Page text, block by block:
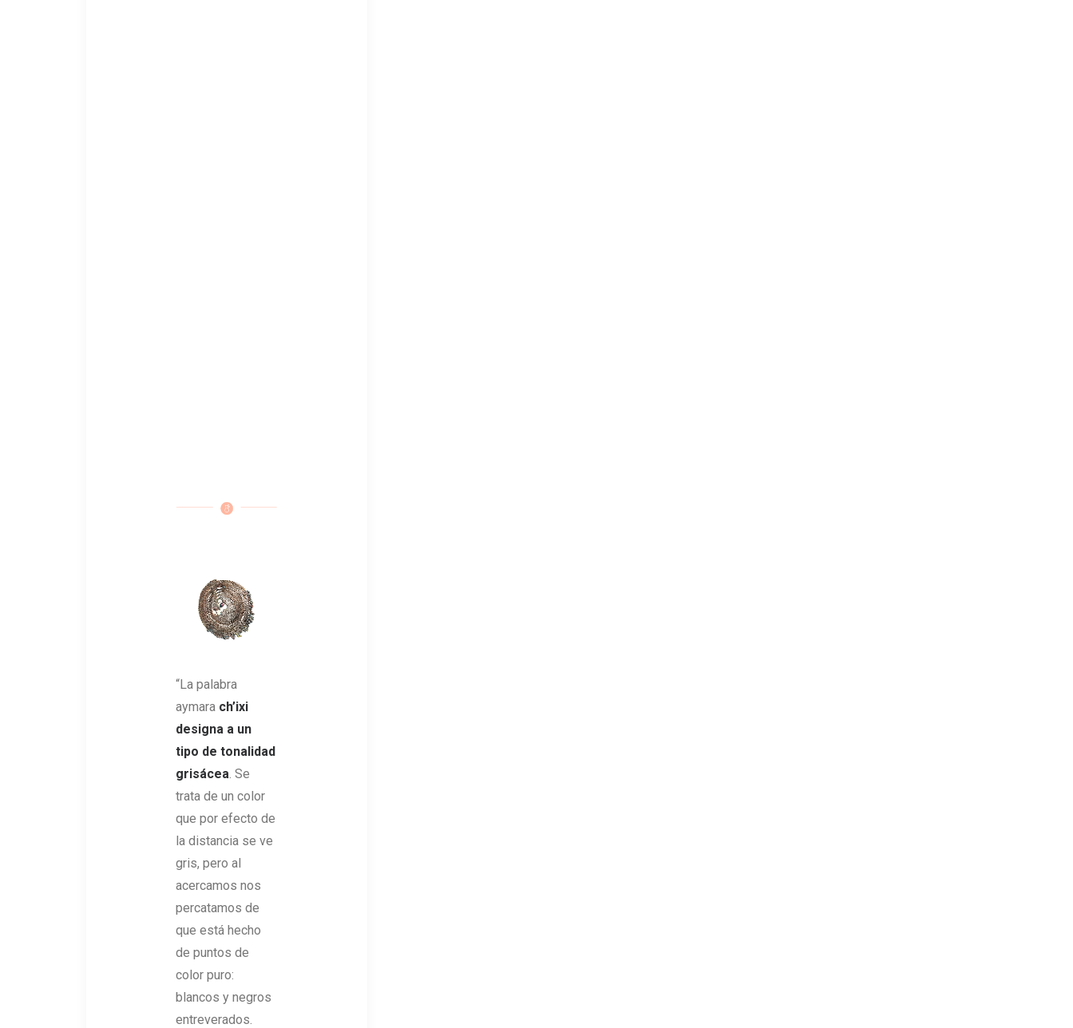
“La palabra
aymara ch’ixi
designa a un
tipo de tonalidad
grisácea. Se
trata de un color
que por efecto de
la distancia se ve
gris, pero al
acercamos nos
percatamos de
que está hecho
de puntos de
color puro:
blancos y negros
entreverados.